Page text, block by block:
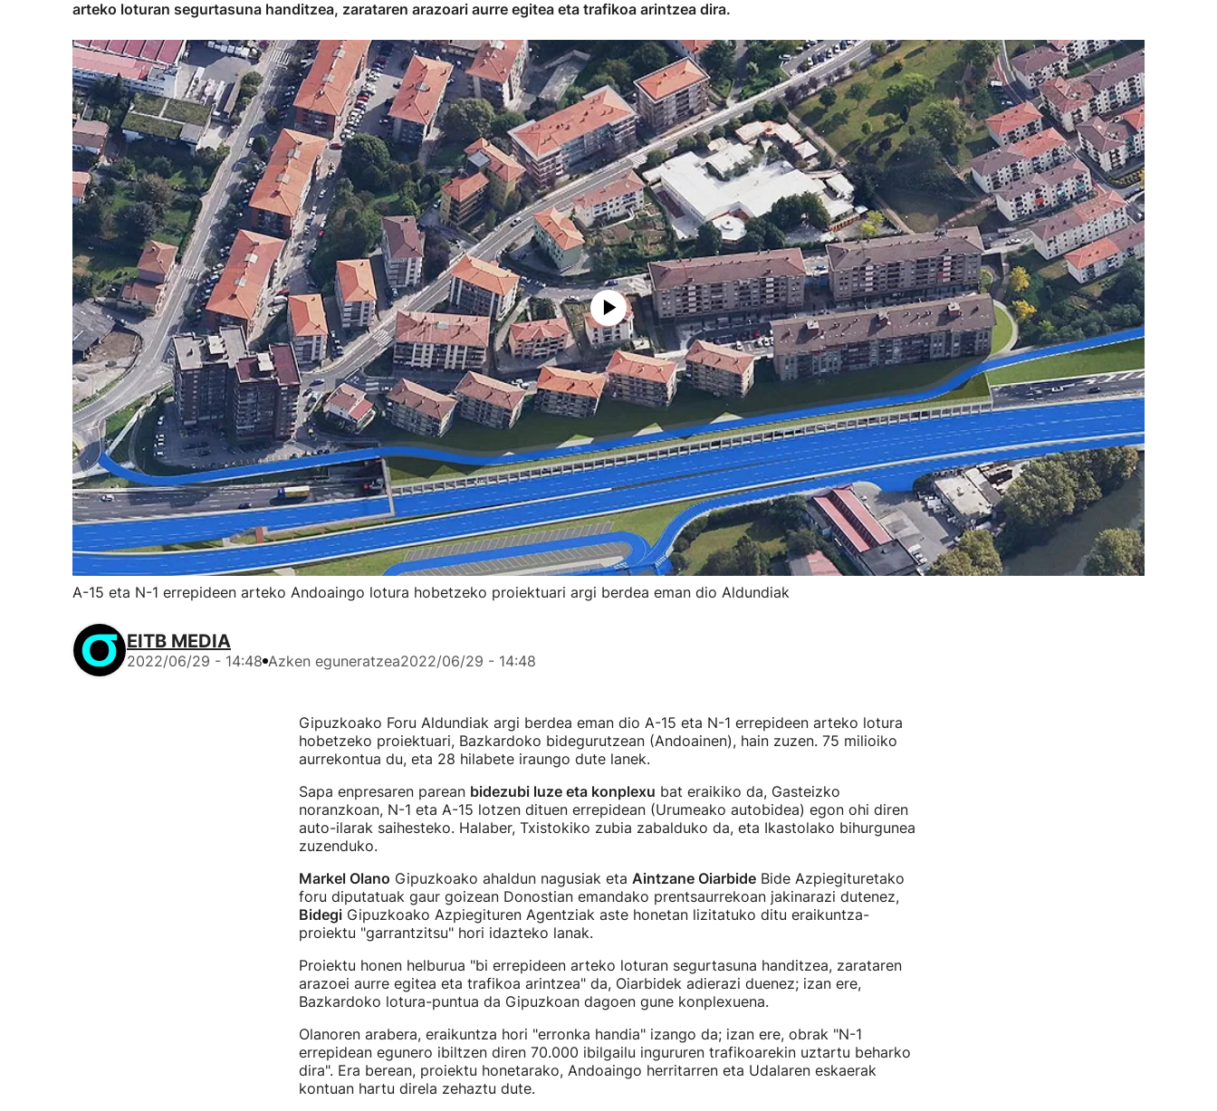
arteko loturan segurtasuna handitzea, zarataren arazoari aurre egitea eta trafikoa arintzea dira.
A-15 eta N-1 errepideen arteko Andoaingo lotura hobetzeko proiektuari argi berdea eman dio Aldundiak
EITB MEDIA
2022/06/29 - 14:48 Azken eguneratzea2022/06/29 - 14:48
Gipuzkoako Foru Aldundiak argi berdea eman dio A-15 eta N-1 errepideen arteko lotura
hobetzeko proiektuari, Bazkardoko bidegurutzean (Andoainen), hain zuzen. 75 milioiko
aurrekontua du, eta 28 hilabete iraungo dute lanek.
Sapa enpresaren parean bidezubi luze eta konplexu bat eraikiko da, Gasteizko
noranzkoan, N-1 eta A-15 lotzen dituen errepidean (Urumeako autobidea) egon ohi diren
auto-ilarak saihesteko. Halaber, Txistokiko zubia zabalduko da, eta Ikastolako bihurgunea
zuzenduko.
Markel Olano Gipuzkoako ahaldun nagusiak eta Aintzane OiarbideBide Azpiegituretako
foru diputatuak gaur goizean Donostian emandako prentsaurrekoan jakinarazi dutenez,
BidegiGipuzkoako Azpiegituren Agentziak aste honetan lizitatuko ditu eraikuntza-
proiektu "garrantzitsu" hori idazteko lanak.
Proiektu honen helburua "bi errepideen arteko loturan segurtasuna handitzea, zarataren
arazoei aurre egitea eta trafikoa arintzea" da, Oiarbidek adierazi duenez; izan ere,
Bazkardoko lotura-puntua da Gipuzkoan dagoen gune konplexuena.
Olanoren arabera, eraikuntza hori "erronka handia" izango da; izan ere, obrak "N-1
errepidean egunero ibiltzen diren 70.000 ibilgailu ingururen trafikoarekin uztartu beharko
dira". Era berean, proiektu honetarako, Andoaingo herritarren eta Udalaren eskaerak
kontuan hartu direla zehaztu dute.